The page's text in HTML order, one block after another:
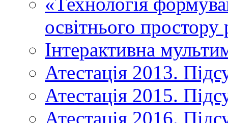
освітнього простору
Інтерактивна
Атестація 2013.
Атестація 2015.
Атестація 2016.